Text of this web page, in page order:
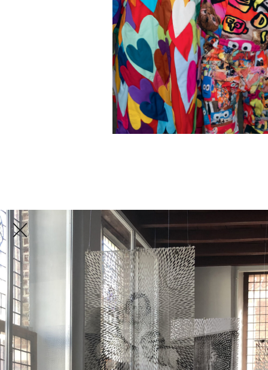
Contact
Zaadmarkt 112
7201 DE Zutphen
info@datbolwerck.nl